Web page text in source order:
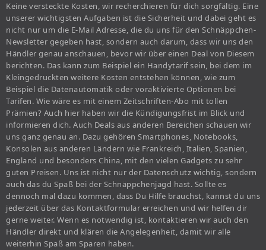
Keine versteckte Kosten, wir recherchieren für dich sorgfältig. Eine
unserer wichtigsten Aufgaben ist die Sicherheit und dabei geht es
nicht nur um die E-Mail Adresse, die du uns für den Schnäppchen-
Newsletter gegeben hast, sondern auch darum, dass wir uns den
Händler genau anschauen, bevor wir über einen Deal von Diesem
berichten. Das kann zum Beispiel ein Handytarif sein, bei dem im
Kleingedruckten weitere Kosten entstehen können, wie zum
Beispiel die Datenautomatik oder voraktivierte Optionen bei
Tarifen. Wie wäre es mit einem Zeitschriften-Abo mit tollen
Prämien? Auch hier haben wir die Kündigungsfrist im Blick und
informieren dich. Auch Deals aus anderen Bereichen schauen wir
uns ganz genau an. Dazu gehören Smartphones, Notebooks,
Konsolen aus anderen Ländern wie Frankreich, Italien, Spanien,
England und besonders China, mit den vielen Gadgets zu sehr
guten Preisen. Uns ist nicht nur der Datenschutz wichtig, sondern
auch das du Spaß bei der Schnäppchenjagd hast. Sollte es
dennoch mal dazu kommen, dass Du Hilfe brauchst, kannst du uns
jederzeit über das Kontaktformular erreichen und wir helfen dir
gerne weiter. Wenn es notwendig ist, kontaktieren wir auch den
Händler direkt und klären die Angelegenheit, damit wir alle
weiterhin Spaß am Sparen haben.